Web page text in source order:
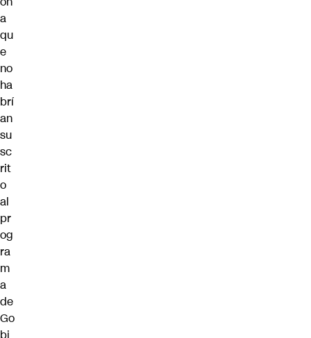
a
qu
e
no
ha
brí
an
su
sc
rit
o
al
pr
og
ra
m
a
de
Go
bi